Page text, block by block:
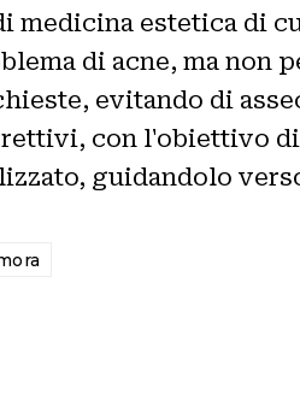
medicina estetica di
di acne, ma non
evitando di
con l'obiettivo
guidandolo